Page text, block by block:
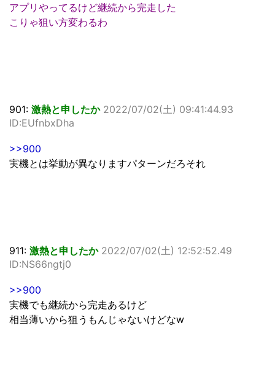
アプリやってるけど継続から完走した
こりゃ狙い方変わるわ
901: 激熱と申したか 2022/07/02(土) 09:41:44.93
ID:EUfnbxDha
>>900
実機とは挙動が異なりますパターンだろそれ
911: 激熱と申したか 2022/07/02(土) 12:52:52.49
ID:NS66ngtj0
>>900
実機でも継続から完走あるけど
相当薄いから狙うもんじゃないけどなw